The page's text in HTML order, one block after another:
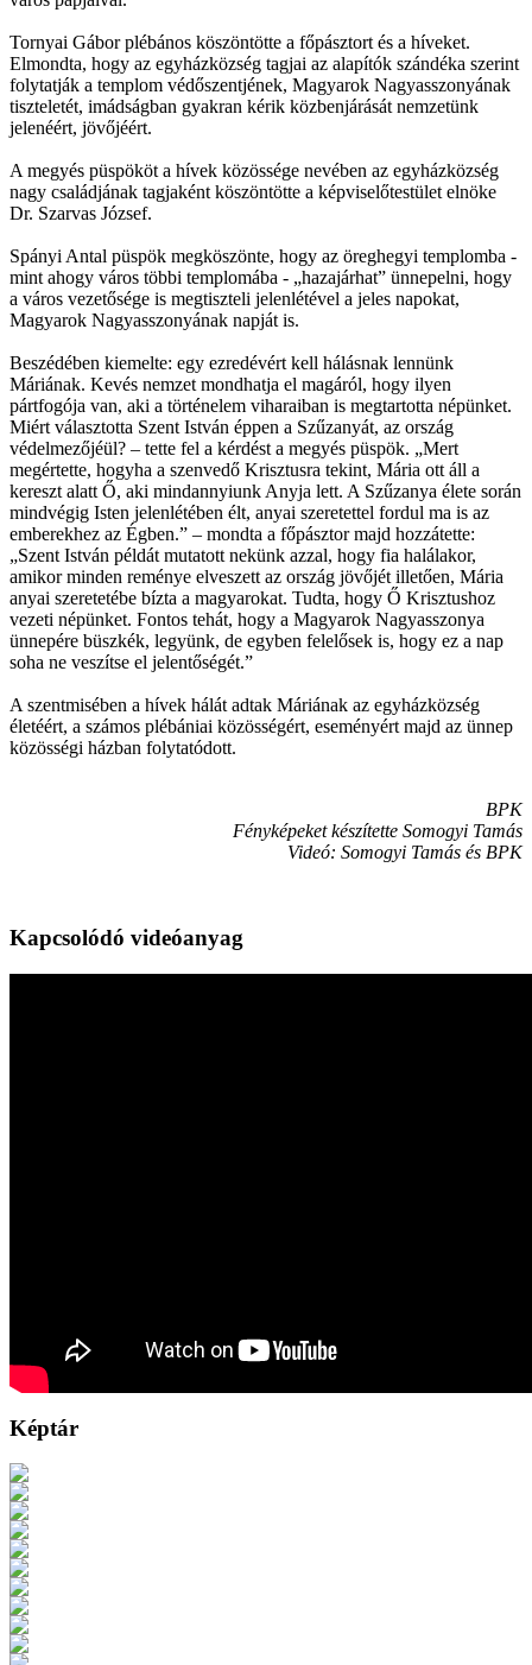
Tornyai Gábor plébános köszöntötte a főpásztort és a híveket.
Elmondta, hogy az egyházközség tagjai az alapítók szándéka szerint
folytatják a templom védőszentjének, Magyarok Nagyasszonyának
tiszteletét, imádságban gyakran kérik közbenjárását nemzetünk
jelenéért, jövőjéért.
A megyés püspököt a hívek közössége nevében az egyházközség
nagy családjának tagjaként köszöntötte a képviselőtestület elnöke
Dr. Szarvas József.
Spányi Antal püspök megköszönte, hogy az öreghegyi templomba -
mint ahogy város többi templomába - „hazajárhat” ünnepelni, hogy
a város vezetősége is megtiszteli jelenlétével a jeles napokat,
Magyarok Nagyasszonyának napját is.
Beszédében kiemelte: egy ezredévért kell hálásnak lennünk
Máriának. Kevés nemzet mondhatja el magáról, hogy ilyen
pártfogója van, aki a történelem viharaiban is megtartotta népünket.
Miért választotta Szent István éppen a Szűzanyát, az ország
védelmezőjéül? – tette fel a kérdést a megyés püspök. „Mert
megértette, hogyha a szenvedő Krisztusra tekint, Mária ott áll a
kereszt alatt Ő, aki mindannyiunk Anyja lett. A Szűzanya élete során
mindvégig Isten jelenlétében élt, anyai szeretettel fordul ma is az
emberekhez az Égben.” – mondta a főpásztor majd hozzátette:
„Szent István példát mutatott nekünk azzal, hogy fia halálakor,
amikor minden reménye elveszett az ország jövőjét illetően, Mária
anyai szeretetébe bízta a magyarokat. Tudta, hogy Ő Krisztushoz
vezeti népünket. Fontos tehát, hogy a Magyarok Nagyasszonya
ünnepére büszkék, legyünk, de egyben felelősek is, hogy ez a nap
soha ne veszítse el jelentőségét.”
A szentmisében a hívek hálát adtak Máriának az egyházközség
életéért, a számos plébániai közösségért, eseményért majd az ünnep
közösségi házban folytatódott.
BPK
Fényképeket készítette Somogyi Tamás
Videó: Somogyi Tamás és BPK
Kapcsolódó videóanyag
Képtár